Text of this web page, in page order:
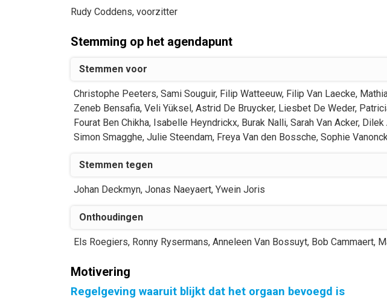
Rudy Coddens, voorzitter
Stemming op het agendapunt
Stemmen voor
Christophe Peeters, Sami Souguir, Filip Watteeuw, Filip Van Laecke,
Zeneb Bensafia, Veli Yüksel, Astrid De Bruycker, Liesbet De Weder,
Fourat Ben Chikha, Isabelle Heyndrickx, Burak Nalli, Sarah Van Acker, Dilek
Simon Smagghe, Julie Steendam, Freya Van den Bossche, Sophie
Stemmen tegen
Johan Deckmyn, Jonas Naeyaert, Ywein Joris
Onthoudingen
Els Roegiers, Ronny Rysermans, Anneleen Van Bossuyt, Bob Cammaert,
Motivering
Regelgeving waaruit blijkt dat het orgaan bevoegd is